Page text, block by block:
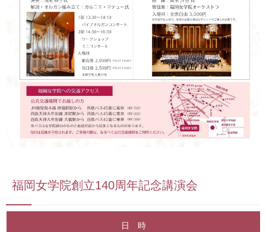
福岡女学院創立140周年記念講演会
日 時